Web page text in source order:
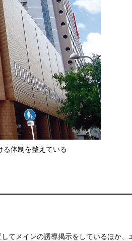
る体制を整えている
てメインの誘導掲示をしているほか、